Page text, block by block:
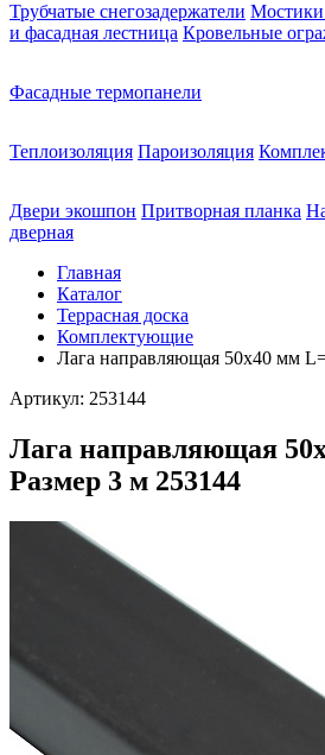
Трубчатые снегозадержатели Мостики
и фасадная лестница Кровельные
Фасадные термопанели
Теплоизоляция Пароизоляция
Двери экошпон Притворная планка
дверная
Главная
Каталог
Террасная доска
Комплектующие
Лага направляющая 50х40 мм
Артикул: 253144
Лага направляющая
Размер 3 м 253144